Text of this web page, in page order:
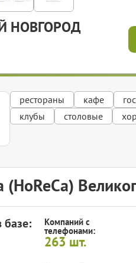
НОВГОРОД
рестораны кафе
клубы
столовые
базе: Компаний с
телефонами:
263 шт.